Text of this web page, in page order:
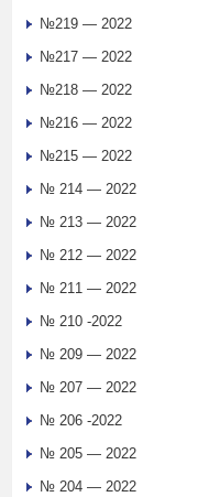
№219 — 2022
№217 — 2022
№218 — 2022
№216 — 2022
№215 — 2022
№ 214 — 2022
№ 213 — 2022
№ 212 — 2022
№ 211 — 2022
№ 210 -2022
№ 209 — 2022
№ 207 — 2022
№ 206 -2022
№ 205 — 2022
№ 204 — 2022